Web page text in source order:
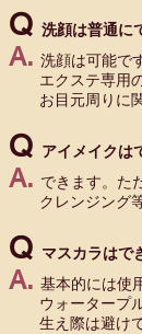
Q 洗顔は普通に
A. 洗顔は可能で
エクステ専用の
お目元周りに関
Q アイメイクは
A. できます。た
クレンジング等
Q マスカラはで
A. 基本的には使
ウォータープル
生え際は避け